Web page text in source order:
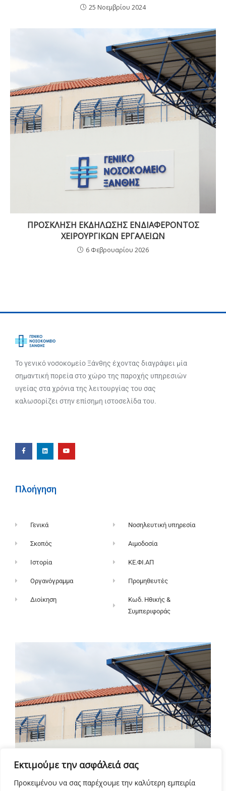
Εκτιμούμε την ασφάλειά σας
Προκειμένου να σας παρέχουμε την καλύτερη εμπειρία
25 Νοεμβρίου 2024
ΠΡΟΣΚΛΗΣΗ ΕΚΔΗΛΩΣΗΣ ΕΝΔΙΑΦΕΡΟΝΤΟΣ
ΧΕΙΡΟΥΡΓΙΚΩΝ ΕΡΓΑΛΕΙΩΝ
6 Φεβρουαρίου 2026
Το γενικό νοσοκομείο Ξάνθης έχοντας διαγράψει μία
σημαντική πορεία στο χώρο της παροχής υπηρεσιών
υγείας στα χρόνια της λειτουργίας του σας
καλωσορίζει στην επίσημη ιστοσελίδα του.
Πλοήγηση
Γενικά
Σκοπός
Ιστορία
Οργανόγραμμα
Διοίκηση
Νοσηλευτική υπηρεσία
Αιμοδοσία
ΚΕ.ΦΙ.ΑΠ
Προμηθευτές
Κωδ. Ηθικής &
Συμπεριφοράς